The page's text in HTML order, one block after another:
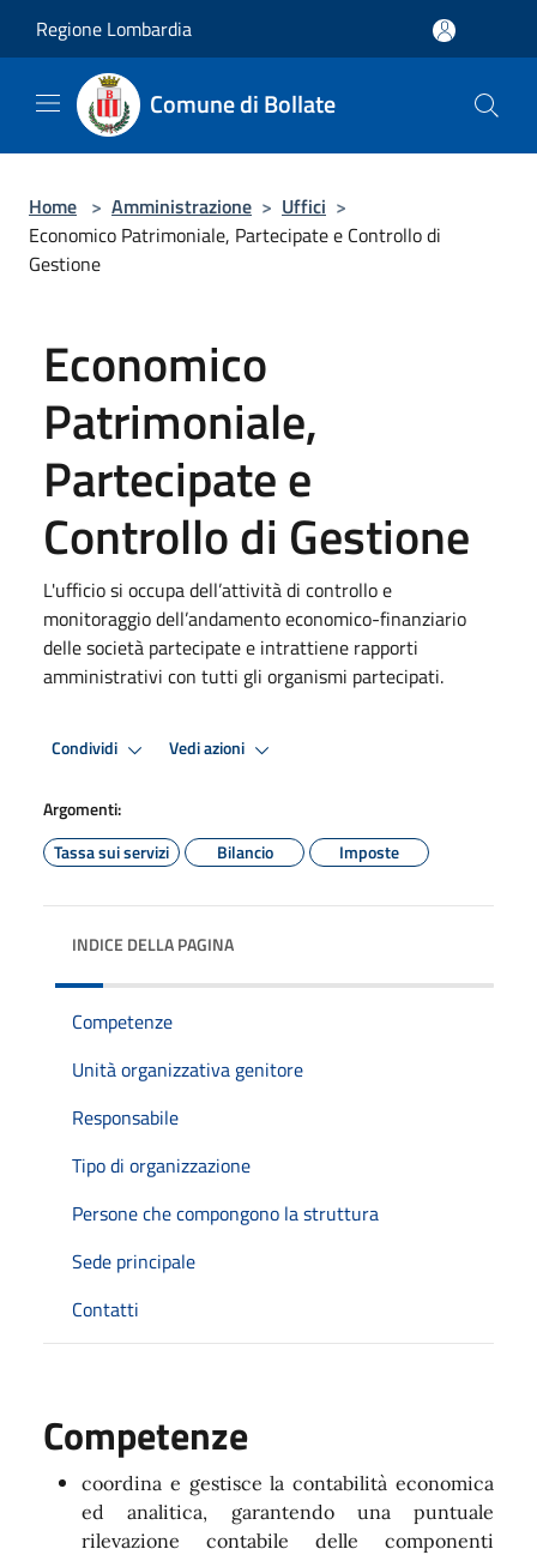
Regione Lombardia
Comune di Bollate
Home > Amministrazione > Uffici >
Economico Patrimoniale, Partecipate e Controllo di
Gestione
Economico
Patrimoniale,
Partecipate e
Controllo di Gestione
L'ufficio si occupa dell’attività di controllo e
monitoraggio dell’andamento economico-finanziario
delle società partecipate e intrattiene rapporti
amministrativi con tutti gli organismi partecipati.
Condividi Vedi azioni
Argomenti:
Tassa sui servizi
Bilancio Imposte
INDICE DELLA PAGINA
Competenze
Unità organizzativa genitore
Responsabile
Tipo di organizzazione
Persone che compongono la struttura
Sede principale
Contatti
Competenze
coordina e gestisce la contabilità economica
ed analitica, garantendo una puntuale
rilevazione contabile delle componenti